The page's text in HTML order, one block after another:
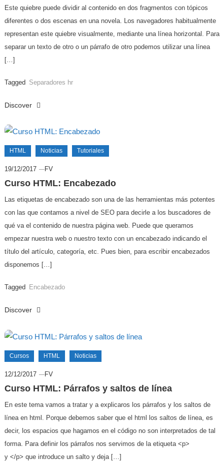
Este quiebre puede dividir al contenido en dos fragmentos con tópicos
diferentes o dos escenas en una novela. Los navegadores habitualmente
representan este quiebre visualmente, mediante una línea horizontal. Para
separar un texto de otro o un párrafo de otro podemos utilizar una línea
[…]
Tagged Separadores hr
Discover
HTML Noticias Tutoriales
19/12/2017 FV
Curso HTML: Encabezado
Las etiquetas de encabezado son una de las herramientas más potentes
con las que contamos a nivel de SEO para decirle a los buscadores de
qué va el contenido de nuestra página web. Puede que queramos
empezar nuestra web o nuestro texto con un encabezado indicando el
título del artículo, categoría, etc. Pues bien, para escribir encabezados
disponemos […]
Tagged Encabezado
Discover
Cursos HTML Noticias
12/12/2017 FV
Curso HTML: Párrafos y saltos de línea
En este tema vamos a tratar y a explicaros los párrafos y los saltos de
línea en html. Porque debemos saber que el html los saltos de línea, es
decir, los espacios que hagamos en el código no son interpretados de tal
forma. Para definir los párrafos nos servimos de la etiqueta <p>
y </p> que introduce un salto y deja […]